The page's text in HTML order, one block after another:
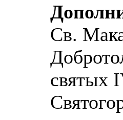
Св.
святых